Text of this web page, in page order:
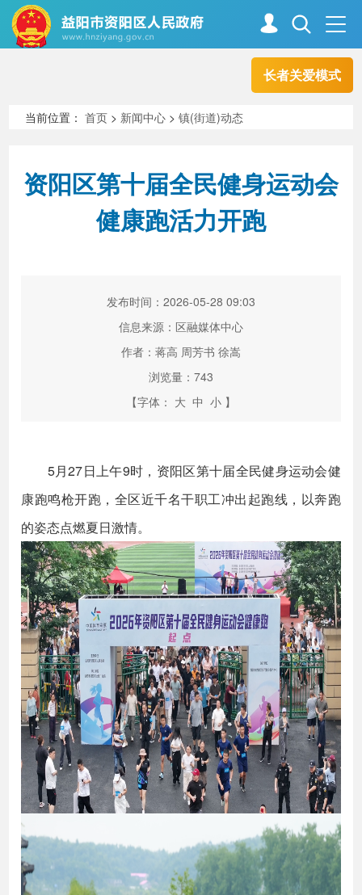
长者关爱模式
走进资阳
新闻中心 解读回应
高效办成一件事
当前位置：首页 > 新闻中心 >镇(街道)动态
资阳区第十届全民健身运动会
健康跑活力开跑
发布时间：2026-05-28 09:03
信息来源：区融媒体中心
作者：蒋高 周芳书 徐嵩
浏览量： 743
【字体： 大 中 小 】
5月27日上午9时，资阳区第十届全民健身运动会健
康跑鸣枪开跑，全区近千名干职工冲出起跑线，以奔跑
的姿态点燃夏日激情。